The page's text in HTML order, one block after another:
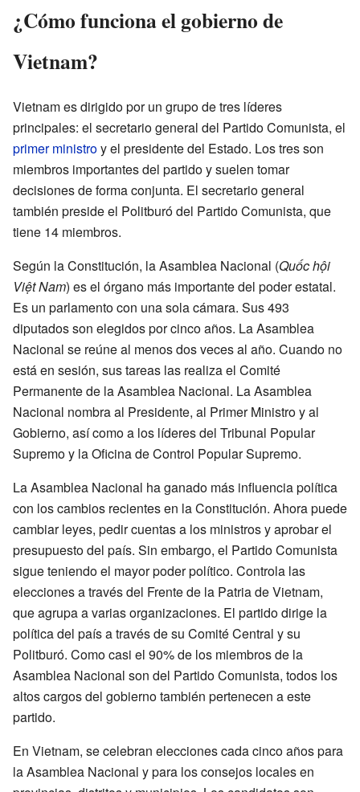
¿Cómo funciona el gobierno de
Vietnam?
Vietnam es dirigido por un grupo de tres líderes
principales: el secretario general del Partido Comunista, el
primer ministroy el presidente del Estado. Los tres son
miembros importantes del partido y suelen tomar
decisiones de forma conjunta. El secretario general
también preside el Politburó del Partido Comunista, que
tiene 14 miembros.
Según la Constitución, la Asamblea Nacional (Quốc hội
Việt Nam) es el órgano más importante del poder estatal.
Es un parlamento con una sola cámara. Sus 493
diputados son elegidos por cinco años. La Asamblea
Nacional se reúne al menos dos veces al año. Cuando no
está en sesión, sus tareas las realiza el Comité
Permanente de la Asamblea Nacional. La Asamblea
Nacional nombra al Presidente, al Primer Ministro y al
Gobierno, así como a los líderes del Tribunal Popular
Supremo y la Oficina de Control Popular Supremo.
La Asamblea Nacional ha ganado más influencia política
con los cambios recientes en la Constitución. Ahora puede
cambiar leyes, pedir cuentas a los ministros y aprobar el
presupuesto del país. Sin embargo, el Partido Comunista
sigue teniendo el mayor poder político. Controla las
elecciones a través del Frente de la Patria de Vietnam,
que agrupa a varias organizaciones. El partido dirige la
política del país a través de su Comité Central y su
Politburó. Como casi el 90% de los miembros de la
Asamblea Nacional son del Partido Comunista, todos los
altos cargos del gobierno también pertenecen a este
partido.
En Vietnam, se celebran elecciones cada cinco años para
la Asamblea Nacional y para los consejos locales en